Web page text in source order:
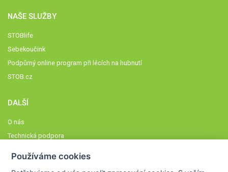
NAŠE SLUŽBY
STOBlife
Sebekoučink
Podpůrný online program při lécích na hubnutí
STOB.cz
DALŠÍ
O nás
Technická podpora
Používáme cookies